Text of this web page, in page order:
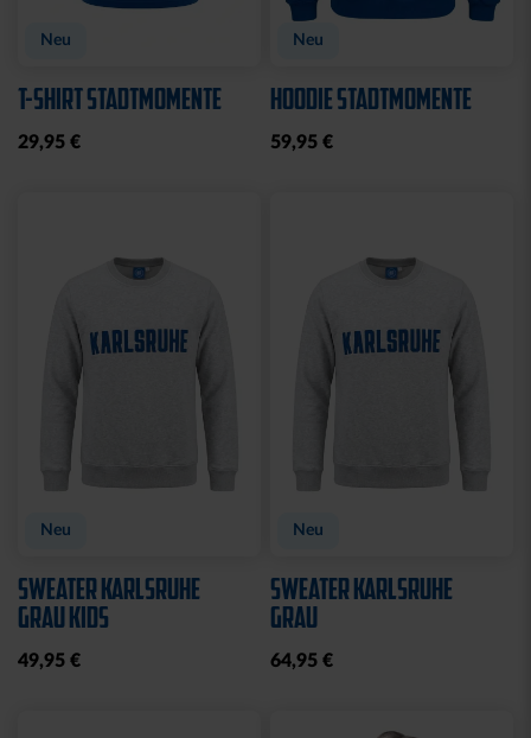
Neu
T-SHIRT STADTMOMENTE
29,95 €
Neu
HOODIE STADTMOMENTE
59,95 €
Neu
SWEATER KARLSRUHE
GRAU KIDS
49,95 €
Neu
SWEATER KARLSRUHE
GRAU
64,95 €